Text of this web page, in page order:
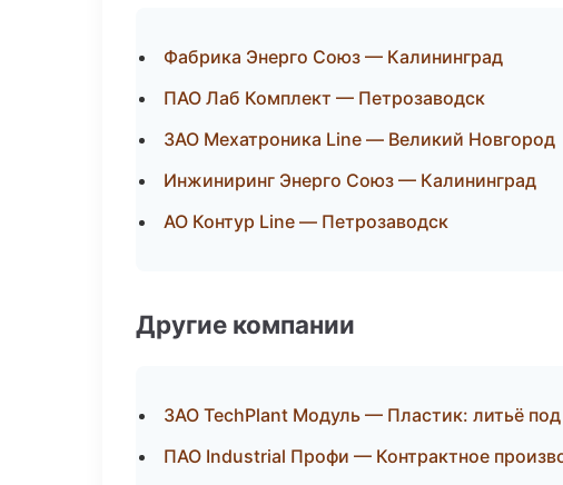
Фабрика Энерго Союз — Калининград
ПАО Лаб Комплект — Петрозаводск
ЗАО Мехатроника Line — Великий Новгород
Инжиниринг Энерго Союз — Калининград
АО Контур Line — Петрозаводск
Другие компании
ЗАО TechPlant Модуль — Пластик: литьё
ПАО Industrial Профи — Контрактное